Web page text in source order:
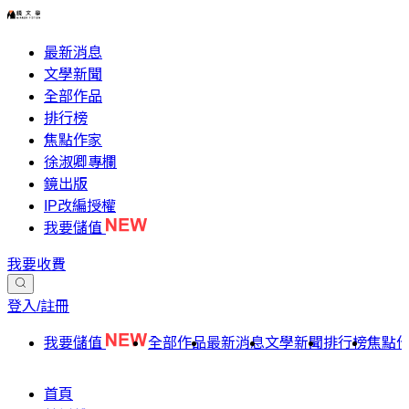
最新消息
文學新聞
全部作品
排行榜
焦點作家
徐淑卿專欄
鏡出版
IP改編授權
我要儲值
我要收費
登入/註冊
我要儲值 全部作品最新消息文學新聞排行榜焦點
首頁